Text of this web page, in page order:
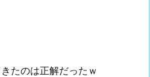
たのは正解だったｗ